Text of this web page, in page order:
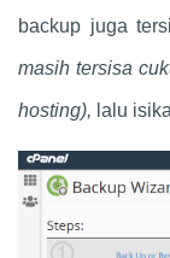
backup juga
masih tersisa
hosting), lalu